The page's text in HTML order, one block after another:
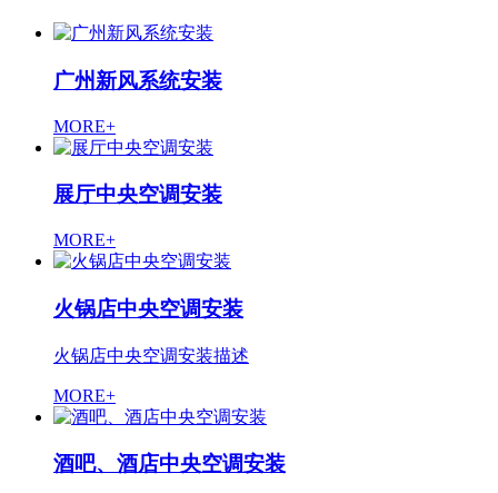
广州新风系统安装
MORE+
展厅中央空调安装
MORE+
火锅店中央空调安装
火锅店中央空调安装描述
MORE+
酒吧、酒店中央空调安装